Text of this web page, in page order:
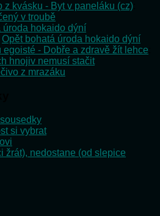
z kvásku - Byt v paneláku (cz)
v troubě
úroda hokaido dýní
Opět bohatá úroda hokaido dýní
egoisté - Dobře a zdravě žít lehce
hnojiv nemusí stačit
z mrazáku
si vybrat
žrát), nedostane (od slepice